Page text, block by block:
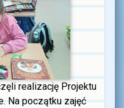
realizację Projektu
Na początku zajęć